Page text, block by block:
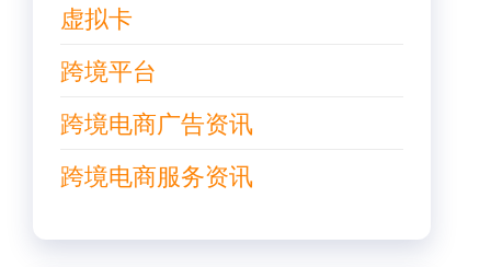
虚拟卡
跨境平台
跨境电商广告资讯
跨境电商服务资讯